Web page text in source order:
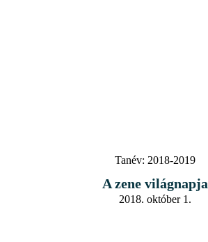
Tanév: 2018-2019
A zene világnapja
2018. október 1.